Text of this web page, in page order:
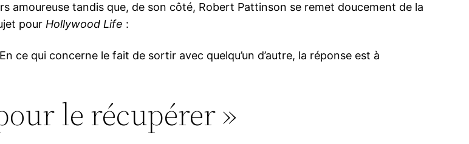
amoureuse tandis que, de son côté, Robert Pattinson se remet doucement de la
pour Hollywood Life :
ce qui concerne le fait de sortir avec quelqu’un d’autre, la réponse est à
le récupérer »